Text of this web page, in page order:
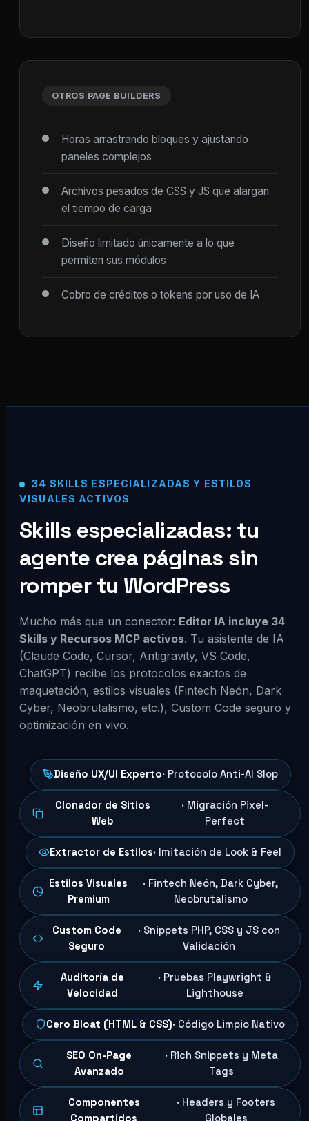
OTROS PAGE BUILDERS
Horas arrastrando bloques y ajustando
paneles complejos
Archivos pesados de CSS y JS que alargan
el tiempo de carga
Diseño limitado únicamente a lo que
permiten sus módulos
Cobro de créditos o tokens por uso de IA
34 SKILLS ESPECIALIZADAS Y ESTILOS
VISUALES ACTIVOS
Skills especializadas: tu
agente crea páginas sin
romper tu WordPress
Mucho más que un conector: Editor IA incluye 34
Skills y Recursos MCP activos. Tu asistente de IA
(Claude Code, Cursor, Antigravity, VS Code,
ChatGPT) recibe los protocolos exactos de
maquetación, estilos visuales (Fintech Neón, Dark
Cyber, Neobrutalismo, etc.), Custom Code seguro y
optimización en vivo.
Diseño UX/UI Experto· Protocolo Anti-AI Slop
Clonador de Sitios
Web
· Migración Pixel-
Perfect
Extractor de Estilos· Imitación de Look & Feel
Estilos Visuales
Premium
· Fintech Neón, Dark Cyber,
Neobrutalismo
Custom Code
Seguro
· Snippets PHP, CSS y JS con
Validación
Auditoría de
Velocidad
· Pruebas Playwright &
Lighthouse
Cero Bloat (HTML & CSS)· Código Limpio Nativo
SEO On-Page
Avanzado
· Rich Snippets y Meta
Tags
Componentes
Compartidos
· Headers y Footers
Globales